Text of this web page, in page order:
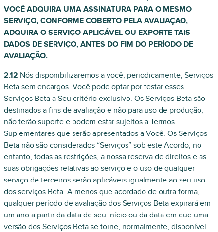
VOCÊ ADQUIRA UMA ASSINATURA PARA O MESMO
SERVIÇO, CONFORME COBERTO PELA AVALIAÇÃO,
ADQUIRA O SERVIÇO APLICÁVEL OU EXPORTE TAIS
DADOS DE SERVIÇO, ANTES DO FIM DO PERÍODO DE
AVALIAÇÃO.
2.12 Nós disponibilizaremos a você, periodicamente, Serviços
Beta sem encargos. Você pode optar por testar esses
Serviços Beta a Seu critério exclusivo. Os Serviços Beta são
destinados a fins de avaliação e não para uso de produção,
não terão suporte e podem estar sujeitos a Termos
Suplementares que serão apresentados a Você. Os Serviços
Beta não são considerados “Serviços” sob este Acordo; no
entanto, todas as restrições, a nossa reserva de direitos e as
suas obrigações relativas ao serviço e o uso de qualquer
serviço de terceiros serão aplicáveis igualmente ao seu uso
dos serviços Beta. A menos que acordado de outra forma,
qualquer período de avaliação dos Serviços Beta expirará em
um ano a partir da data de seu início ou da data em que uma
versão dos Serviços Beta se torne, normalmente, disponível